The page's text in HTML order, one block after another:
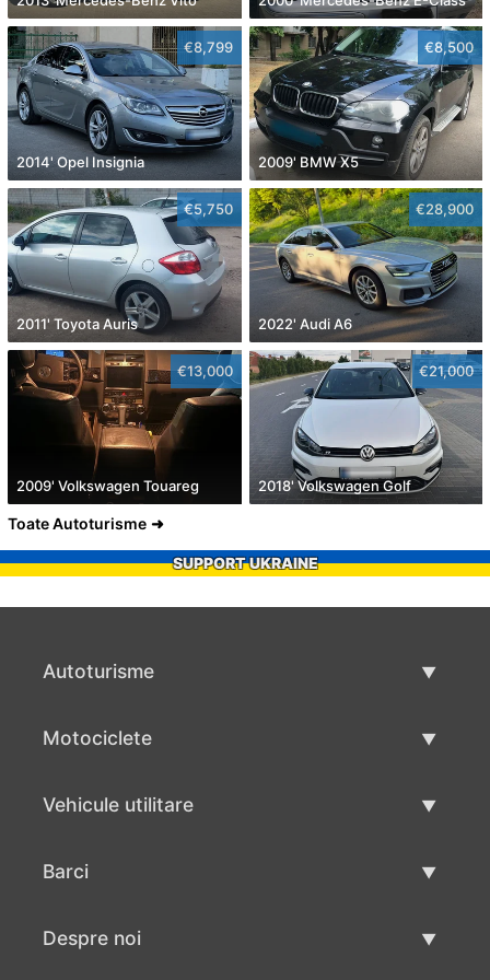
€8,799
2014' Opel Insignia
€8,500
2009' BMW X5
€5,750
2011' Toyota Auris
€28,900
2022' Audi A6
€13,000
2009' Volkswagen Touareg
€21,000
2018' Volkswagen Golf
Toate Autoturisme
SUPPORT UKRAINE
Autoturisme
Motociclete
Vehicule utilitare
Barci
Despre noi